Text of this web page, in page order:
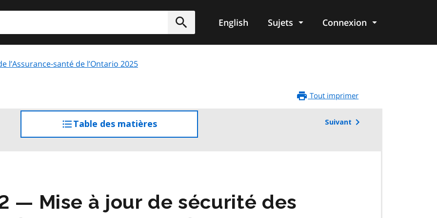
Soumettre
English Sujets Connexion
l’Assurance-santé de l’Ontario 2025
Tout imprimer
Table des matièresaccéder
à
Suivant
— Mise à jour de sécurité des